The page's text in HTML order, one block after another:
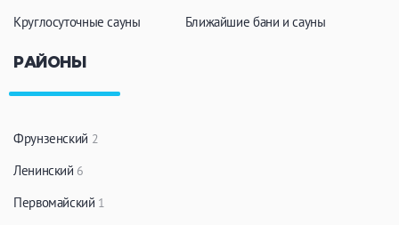
ПРИМЕНИТЬ ФИЛЬТРЫ
Круглосуточные сауны
Ближайшие бани и сауны
РАЙОНЫ
Фрунзенский 2
Ленинский 6
Первомайский 1